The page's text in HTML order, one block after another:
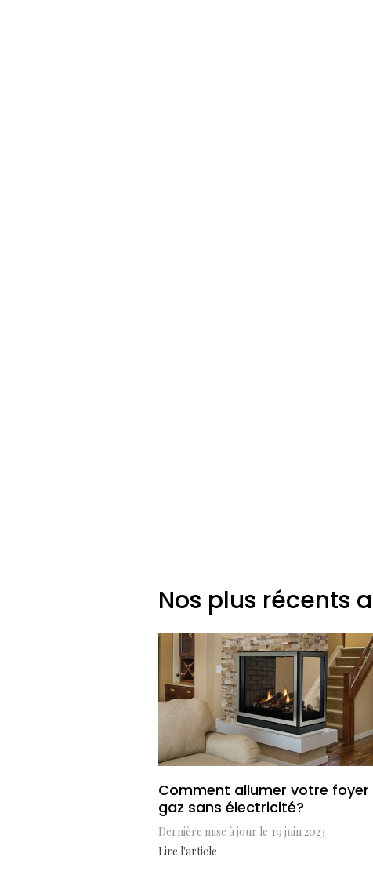
Nos plus récents
Comment allumer votre foyer
gaz sans électricité?
Dernière mise à jour le 19 juin 2023
Lire l'article